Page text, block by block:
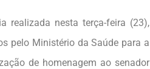
realizada nesta terça-feira (23),
pelo Ministério da Saúde para a
de homenagem ao senador